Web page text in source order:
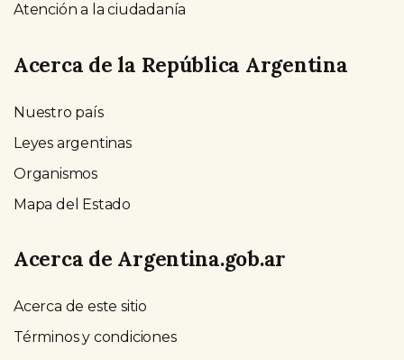
Atención a la ciudadanía
Acerca de la República Argentina
Nuestro país
Leyes argentinas
Organismos
Mapa del Estado
Acerca de Argentina.gob.ar
Acerca de este sitio
Términos y condiciones